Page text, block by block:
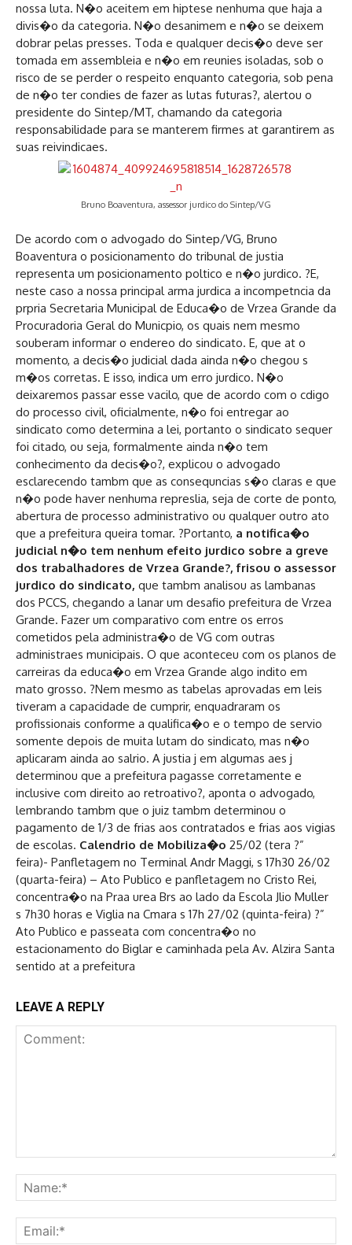
nossa luta. N�o aceitem em hiptese nenhuma que haja a
divis�o da categoria. N�o desanimem e n�o se deixem
dobrar pelas presses. Toda e qualquer decis�o deve ser
tomada em assembleia e n�o em reunies isoladas, sob o
risco de se perder o respeito enquanto categoria, sob pena
de n�o ter condies de fazer as lutas futuras?, alertou o
presidente do Sintep/MT, chamando da categoria
responsabilidade para se manterem firmes at garantirem as
suas reivindicaes.
Bruno Boaventura, assessor jurdico do Sintep/VG
De acordo com o advogado do Sintep/VG, Bruno
Boaventura o posicionamento do tribunal de justia
representa um posicionamento poltico e n�o jurdico. ?E,
neste caso a nossa principal arma jurdica a incompetncia da
prpria Secretaria Municipal de Educa�o de Vrzea Grande da
Procuradoria Geral do Municpio, os quais nem mesmo
souberam informar o endereo do sindicato. E, que at o
momento, a decis�o judicial dada ainda n�o chegou s
m�os corretas. E isso, indica um erro jurdico. N�o
deixaremos passar esse vacilo, que de acordo com o cdigo
do processo civil, oficialmente, n�o foi entregar ao
sindicato como determina a lei, portanto o sindicato sequer
foi citado, ou seja, formalmente ainda n�o tem
conhecimento da decis�o?, explicou o advogado
esclarecendo tambm que as consequncias s�o claras e que
n�o pode haver nenhuma represlia, seja de corte de ponto,
abertura de processo administrativo ou qualquer outro ato
que a prefeitura queira tomar. ?Portanto, a notifica�o
judicial n�o tem nenhum efeito jurdico sobre a greve
dos trabalhadores de Vrzea Grande?, frisou o assessor
jurdico do sindicato, que tambm analisou as lambanas
dos PCCS, chegando a lanar um desafio prefeitura de Vrzea
Grande. Fazer um comparativo com entre os erros
cometidos pela administra�o de VG com outras
administraes municipais. O que aconteceu com os planos de
carreiras da educa�o em Vrzea Grande algo indito em
mato grosso. ?Nem mesmo as tabelas aprovadas em leis
tiveram a capacidade de cumprir, enquadraram os
profissionais conforme a qualifica�o e o tempo de servio
somente depois de muita lutam do sindicato, mas n�o
aplicaram ainda ao salrio. A justia j em algumas aes j
determinou que a prefeitura pagasse corretamente e
inclusive com direito ao retroativo?, aponta o advogado,
lembrando tambm que o juiz tambm determinou o
pagamento de 1/3 de frias aos contratados e frias aos vigias
de escolas. Calendrio de Mobiliza�o 25/02 (tera ?”
feira)- Panfletagem no Terminal Andr Maggi, s 17h30 26/02
(quarta-feira) – Ato Publico e panfletagem no Cristo Rei,
concentra�o na Praa urea Brs ao lado da Escola Jlio Muller
s 7h30 horas e Viglia na Cmara s 17h 27/02 (quinta-feira) ?”
Ato Publico e passeata com concentra�o no
estacionamento do Biglar e caminhada pela Av. Alzira Santa
sentido at a prefeitura
LEAVE A REPLY